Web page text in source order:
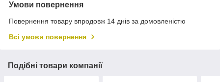
Умови повернення
Повернення товару впродовж 14 днів за домовленістю
Всі умови повернення
Подібні товари компанії